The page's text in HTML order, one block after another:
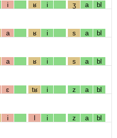
i ʁ i ʒ a bl
a ʁ i s a bl
a ʁ i s a bl
ɛ tʁ i z a bl
i l i z a bl